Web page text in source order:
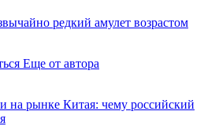
редкий амулет возрастом
Еще от автора
на рынке Китая: чему российский